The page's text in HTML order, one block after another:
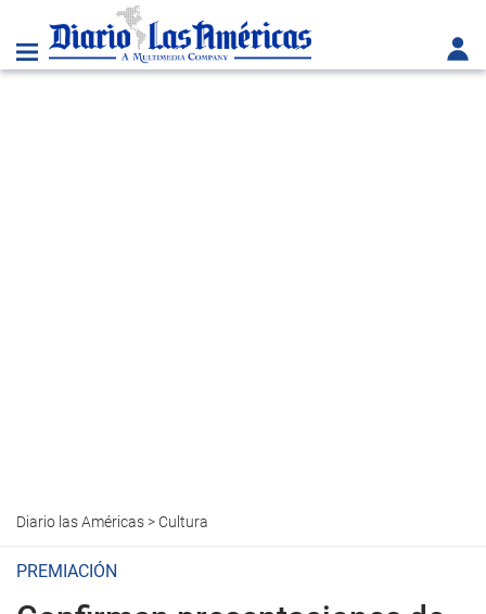
Diario las Américas> Cultura
PREMIACIÓN